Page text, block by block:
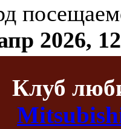
2026,
Клуб